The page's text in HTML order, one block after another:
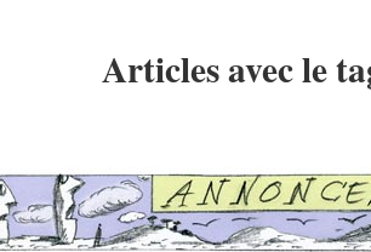
Articles avec le